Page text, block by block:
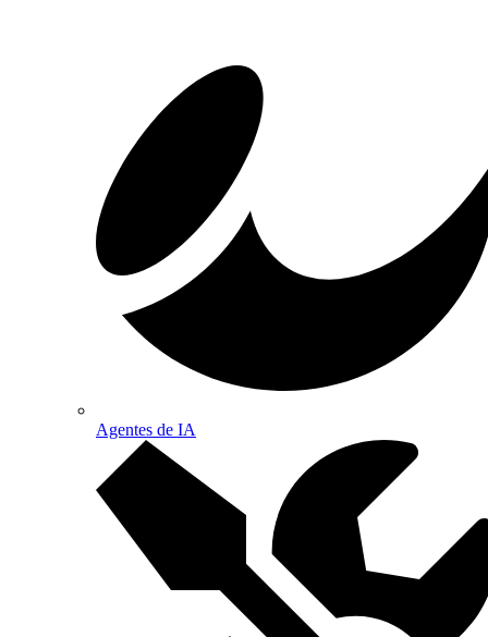
Agentes de IA